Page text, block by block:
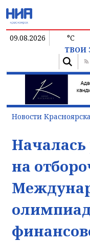
09.08.2026 °C
ТВОИ
Новости Красноярска
Началась
на